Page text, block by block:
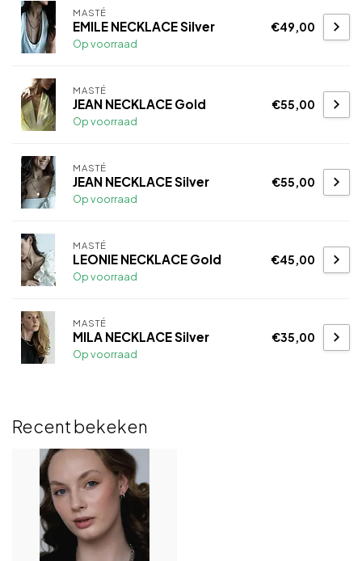
MASTÉ
EMILE NECKLACE Silver
Op voorraad
€49,00
MASTÉ
JEAN NECKLACE Gold
Op voorraad
€55,00
MASTÉ
JEAN NECKLACE Silver
Op voorraad
€55,00
MASTÉ
LEONIE NECKLACE Gold
Op voorraad
€45,00
MASTÉ
MILA NECKLACE Silver
Op voorraad
€35,00
Recent bekeken